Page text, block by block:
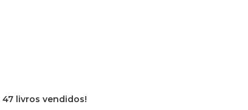
47 livros vendidos!